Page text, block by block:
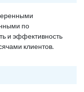
по
и эффективность
клиентов.